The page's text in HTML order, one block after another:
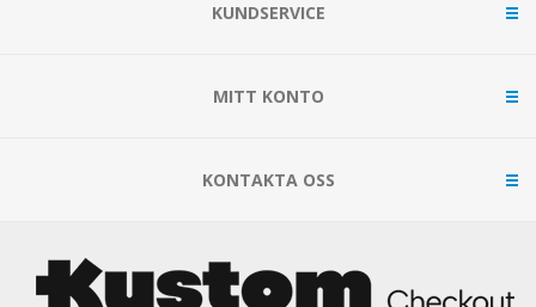
KUNDSERVICE
MITT KONTO
KONTAKTA OSS